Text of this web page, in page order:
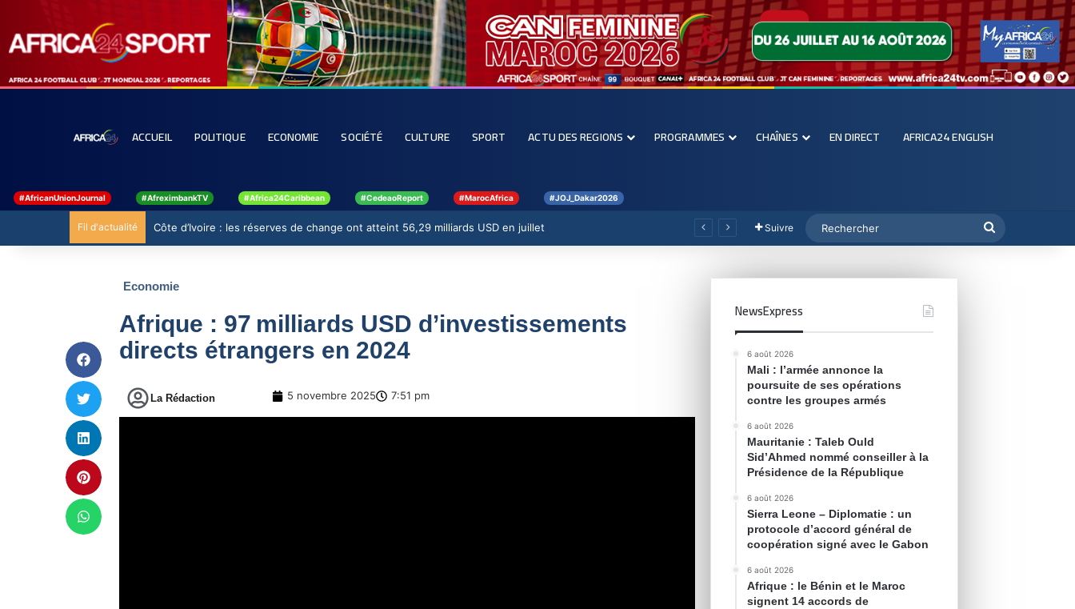
ACCUEIL POLITIQUE ECONOMIE SOCIÉTÉ CULTURE SPORT ACTU DES REGIONS PROGRAMMES CHAÎNES EN DIRECT AFRICA24 ENGLISH
#AfricanUnionJournal #AfreximbankTV #Africa24Caribbean #CedeaoReport #MarocAfrica #JOJ_Dakar2026
Fil d'actualité Côte d’Ivoire : les réserves de change ont atteint 56,29 milliards USD en juillet Suivre
Economie
Afrique : 97 milliards USD d’investissements
directs étrangers en 2024
La Rédaction 5 novembre 2025 7:51 pm
NewsExpress
6 août 2026
Mali : l’armée annonce la
poursuite de ses opérations
contre les groupes armés
6 août 2026
Mauritanie : Taleb Ould
Sid’Ahmed nommé conseiller à la
Présidence de la République
6 août 2026
Sierra Leone – Diplomatie : un
protocole d’accord général de
coopération signé avec le Gabon
6 août 2026
Afrique : le Bénin et le Maroc
signent 14 accords de